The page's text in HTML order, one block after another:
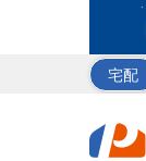
宅配